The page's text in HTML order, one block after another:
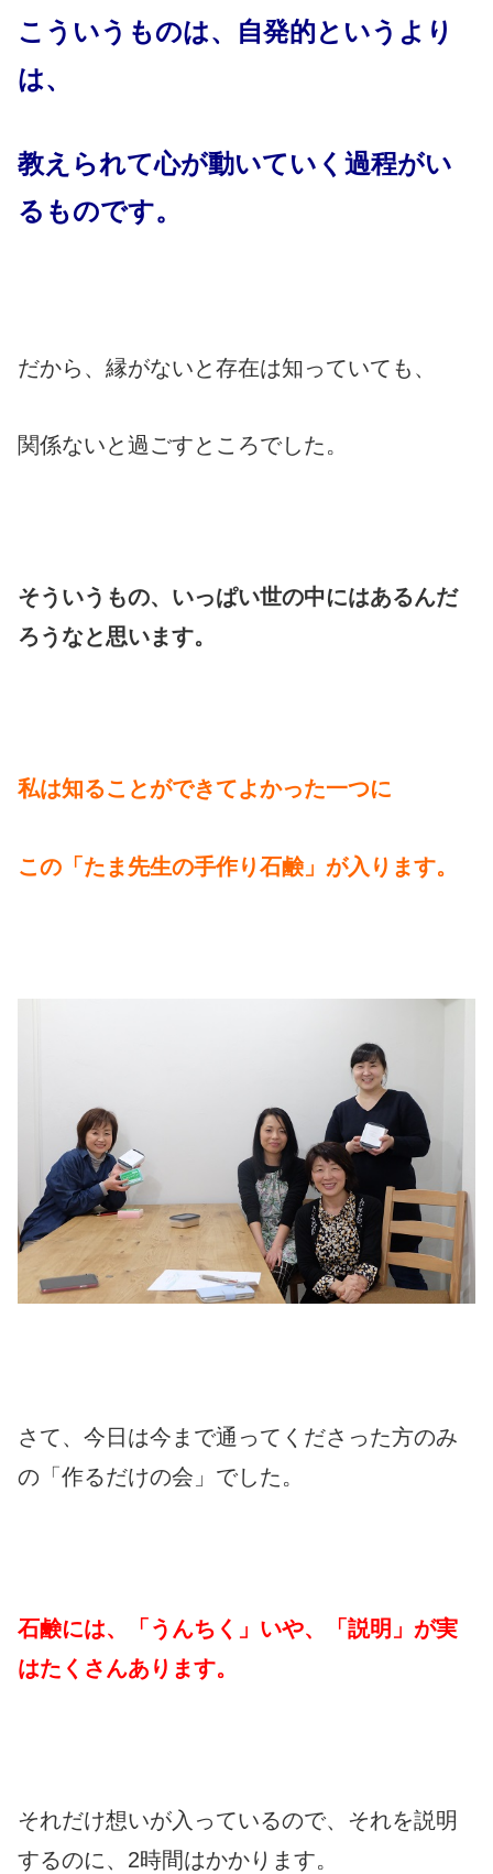
こういうものは、自発的というより
は、
教えられて心が動いていく過程がい
るものです。
だから、縁がないと存在は知っていても、
関係ないと過ごすところでした。
そういうもの、いっぱい世の中にはあるんだ
ろうなと思います。
私は知ることができてよかった一つに
この「たま先生の手作り石鹸」が入ります。
さて、今日は今まで通ってくださった方のみ
の「作るだけの会」でした。
石鹸には、「うんちく」いや、「説明」が実
はたくさんあります。
それだけ想いが入っているので、それを説明
するのに、2時間はかかります。